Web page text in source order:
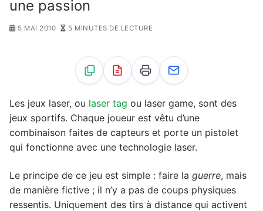
une passion
5 MAI 2010 5 MINUTES DE LECTURE
Les jeux laser, ou laser tag ou laser game, sont des
jeux sportifs. Chaque joueur est vêtu d’une
combinaison faites de capteurs et porte un pistolet
qui fonctionne avec une technologie laser.
Le principe de ce jeu est simple : faire la guerre, mais
de manière fictive ; il n’y a pas de coups physiques
ressentis. Uniquement des tirs à distance qui activent